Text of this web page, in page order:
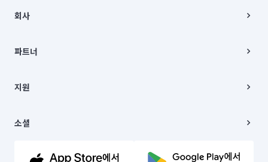
00019 |
주소 | 본사: 서울특별시 종로구 율곡로 6(중학동, 트윈트리빌딩) B동 5층
컨택센터 : 서울특별시 종로구 수송동 율곡로 24, 7층, 8층 미소
상품, 상품정보, 거래에 관한 의무와 책임은 거래당사자에게 있습니다.
언론 보도 관련 문의:
© 유한회사 미소. Miso, Inc. All Rights Reserved.
회사
채용
파트너
이사
지원
이용약관
문의하기
소셜
유튜브